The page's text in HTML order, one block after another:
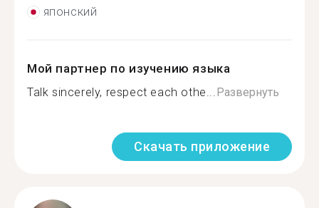
японский
Мой партнер по изучению языка
Talk sincerely, respect each othe...Развернуть
Скачать приложение